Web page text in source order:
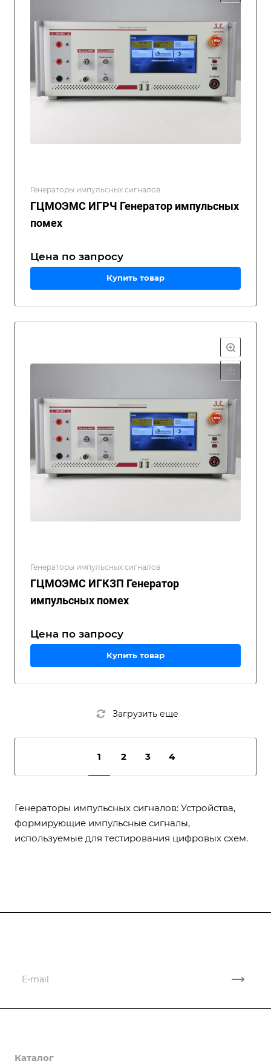
Генераторы импульсных сигналов
ГЦМОЭМС ИГРЧ Генератор импульсных
помех
Цена по запросу
Купить товар
Генераторы импульсных сигналов
ГЦМОЭМС ИГКЗП Генератор
импульсных помех
Цена по запросу
Купить товар
Загрузить еще
1 2 3 4
Генераторы импульсных сигналов: Устройства,
формирующие импульсные сигналы,
используемые для тестирования цифровых схем.
О компании
Каталог